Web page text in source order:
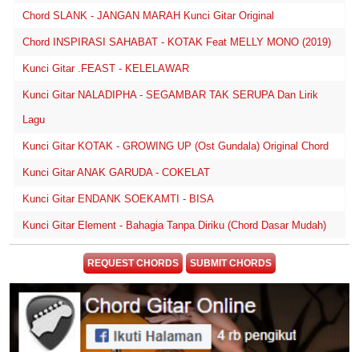
Chord SLANK - JANGAN MARAH Kunci Gitar Original
Chord INSPIRASI SAHABAT - KOTAK Feat MELLY MONO (2019)
Kunci Gitar .FEAST - KELELAWAR
Kunci Gitar NALADIPHA - SEGAMBAR TAK SERUPA Dan Lirik
Lagu
Kunci Gitar KOTAK - GROWING UP (Ost Gundala) Original Chord
Kunci Gitar ANAK GARUDA - COKELAT
Kunci Gitar ENDANK SOEKAMTI - BISA
Kunci Gitar Element - Bahagia Tanpa Diriku (Chord Dasar Mudah)
REQUEST CHORDS SUBMIT CHORDS